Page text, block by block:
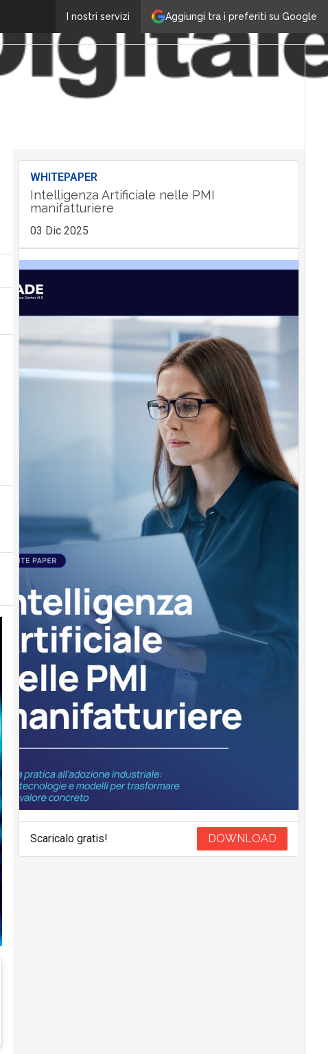
Aggiungi tra i preferiti su Google
I nostri servizi
WHITEPAPER
Intelligenza Artificiale nelle PMI
manifatturiere
03 Dic 2025
Scaricalo gratis! DOWNLOAD